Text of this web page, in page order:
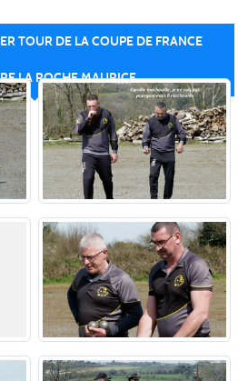
TOUR DE LA COUPE DE FRANCE
LA ROCHE MAURICE